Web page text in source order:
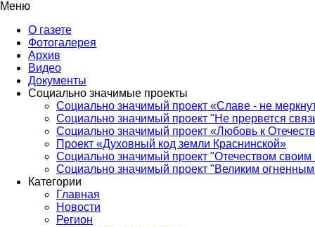
Меню
О газете
Фотогалерея
Архив
Видео
Документы
Социально значимые проекты
Социально значимый проект «Славе - не
Социально значимый проект "Не прервется
Социально значимый проект «Любовь к
Проект «Духовный код земли Краснинской»
Социально значимый проект "Отечеством своим
Социально значимый проект "Великим
Категории
Главная
Новости
Регион